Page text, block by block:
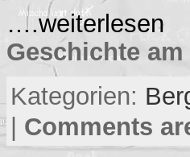
Geschichte am
Kategorien:
Comments